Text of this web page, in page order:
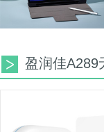
盈润佳A289